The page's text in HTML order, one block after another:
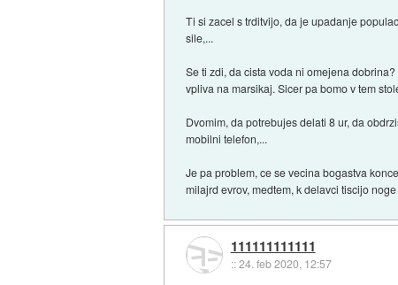
Ti si zacel s trditvijo, da je upadanje
sile,...
Se ti zdi, da cista voda ni omejena
vpliva na marsikaj. Sicer pa bomo v tem
Dvomim, da potrebujes delati 8 ur, da
mobilni telefon,...
Je pa problem, ce se vecina bogastva
milajrd evrov, medtem, k delavci tiscijo
111111111111
::24. feb 2020, 12:57